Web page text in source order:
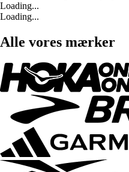
Loading...
Loading...
Alle vores mærker